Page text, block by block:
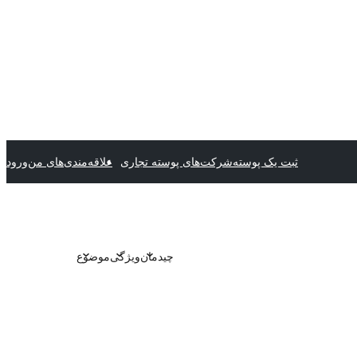
ثبت یک پوستهشرکت‌های پوسته تجاری علاقه‌مندی‌های منورود
چیدمانویژگیموضوع